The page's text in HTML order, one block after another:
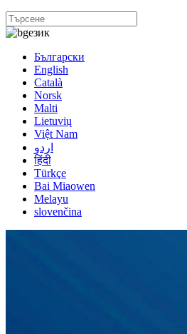
език
Български
English
Català
Norsk
Malti
Lietuvių
Việt Nam
اردو
हिंदी
Türkçe
Bai Miaowen
Melayu
slovenčina